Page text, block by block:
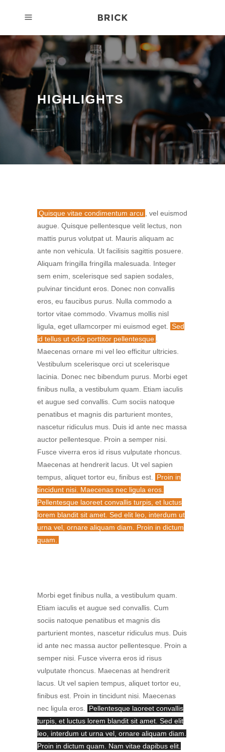
HIGHLIGHTS
Quisque vitae condimentum arcu
, vel euismod
augue. Quisque pellentesque velit lectus, non
mattis purus volutpat ut. Mauris aliquam ac
ante non vehicula. Ut facilisis sagittis posuere.
Aliquam fringilla fringilla malesuada. Integer
sem enim, scelerisque sed sapien sodales,
pulvinar tincidunt eros. Donec non convallis
eros, eu faucibus purus. Nulla commodo a
tortor vitae commodo. Vivamus mollis nisl
ligula, eget ullamcorper mi euismod eget.
Sed
id tellus ut odio porttitor pellentesque
Maecenas ornare mi vel leo efficitur ultricies.
Vestibulum scelerisque orci ut scelerisque
lacinia. Donec nec bibendum purus. Morbi eget
finibus nulla, a vestibulum quam. Etiam iaculis
et augue sed convallis. Cum sociis natoque
penatibus et magnis dis parturient montes,
nascetur ridiculus mus. Duis id ante nec massa
auctor pellentesque. Proin a semper nisi.
Fusce viverra eros id risus vulputate rhoncus.
Maecenas at hendrerit lacus. Ut vel sapien
tempus, aliquet tortor eu, finibus est.
Proin in
tincidunt nisi. Maecenas nec ligula eros.
Pellentesque laoreet convallis turpis, et luctus
lorem blandit sit amet. Sed elit leo, interdum ut
urna vel, ornare aliquam diam. Proin in dictum
quam.
Morbi eget finibus nulla, a vestibulum quam.
Etiam iaculis et augue sed convallis. Cum
sociis natoque penatibus et magnis dis
parturient montes, nascetur ridiculus mus. Duis
id ante nec massa auctor pellentesque. Proin a
semper nisi. Fusce viverra eros id risus
vulputate rhoncus. Maecenas at hendrerit
lacus. Ut vel sapien tempus, aliquet tortor eu,
finibus est. Proin in tincidunt nisi. Maecenas
nec ligula eros.
Pellentesque laoreet convallis
turpis, et luctus lorem blandit sit amet. Sed elit
leo, interdum ut urna vel, ornare aliquam diam.
Proin in dictum quam. Nam vitae dapibus elit.